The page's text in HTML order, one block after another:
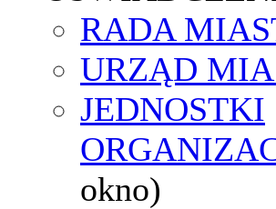
RADA
URZĄD
JEDNOSTKI
okno)